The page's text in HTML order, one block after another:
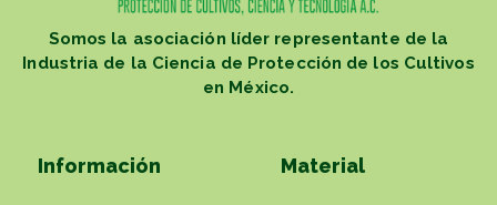
Somos la asociación líder representante de la
Industria de la Ciencia de Protección de los Cultivos
en México.
Información Material